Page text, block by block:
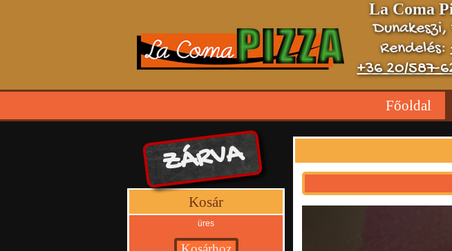
La Coma
Rendelés:
+36 20/587-
Főoldal
ZÁRVA
Kosár
üres